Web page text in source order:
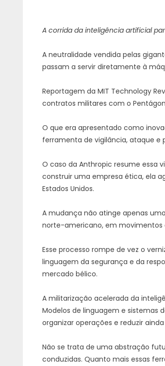
A corrida da inteligência artificial
A neutralidade vendida pelas
passam a servir diretamente à
Reportagem da MIT Technology
contratos militares com o
O que era apresentado como
ferramenta de vigilância, ataque e
O caso da Anthropic resume essa
construir uma empresa ética, ela
Estados Unidos.
A mudança não atinge apenas
norte-americano, em movimentos
Esse processo rompe de vez o
linguagem da segurança e da
mercado bélico.
A militarização acelerada da
Modelos de linguagem e sistemas
organizar operações e reduzir
Não se trata de uma abstração
conduzidas. Quanto mais essas